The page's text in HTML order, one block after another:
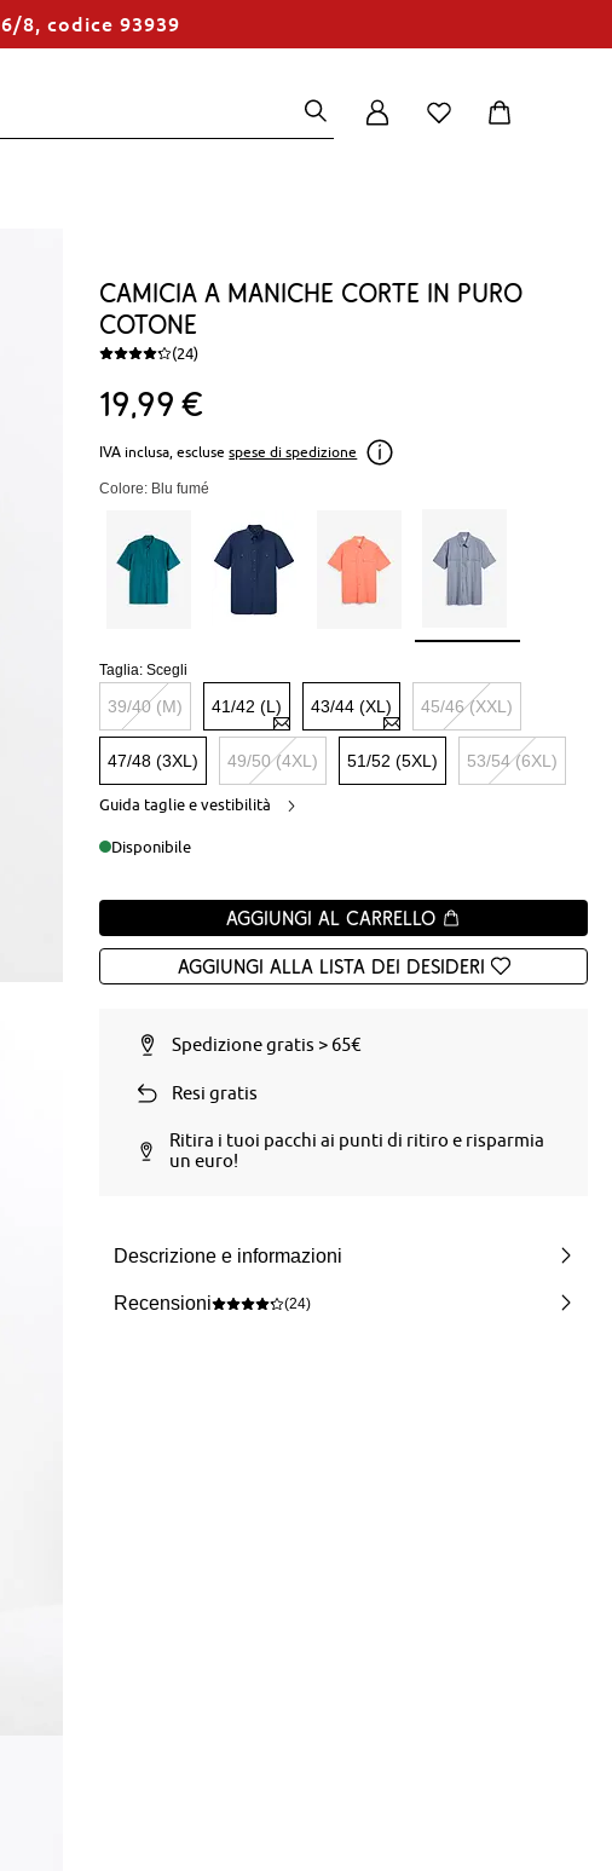
8, codice 93939
Camicia a maniche corte in puro
cotone
(24)
19 99 €
IVA inclusa, escluse spese di spedizione
Colore: Blu fumé
Taglia:Scegli
39/40 (M) 41/42 (L) 43/44 (XL) 45/46 (XXL)
47/48 (3XL) 49/50 (4XL) 51/52 (5XL) 53/54 (6XL)
Guida taglie e vestibilità
Disponibile
Aggiungi al carrello
Aggiungi alla Lista dei desideri
Spedizione gratis > 65€
Resi gratis
Ritira i tuoi pacchi ai punti di ritiro e risparmia
un euro!
Descrizione e informazioni
Recensioni (24)